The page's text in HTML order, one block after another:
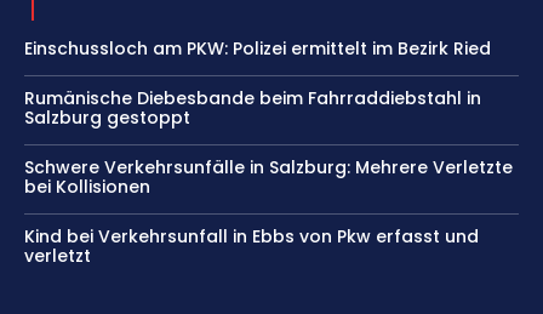
Einschussloch am PKW: Polizei ermittelt im Bezirk Ried
Rumänische Diebesbande beim Fahrraddiebstahl in
Salzburg gestoppt
Schwere Verkehrsunfälle in Salzburg: Mehrere Verletzte
bei Kollisionen
Kind bei Verkehrsunfall in Ebbs von Pkw erfasst und
verletzt